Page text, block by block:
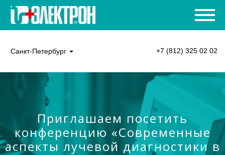
Санкт-Петербург +7 (812) 325 02 02
Приглашаем посетить
конференцию «Современные
аспекты лучевой диагностики в